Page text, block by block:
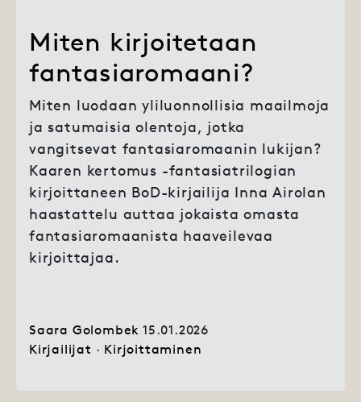
Miten kirjoitetaan
fantasiaromaani?
Miten luodaan yliluonnollisia maailmoja
ja satumaisia olentoja, jotka
vangitsevat fantasiaromaanin lukijan?
Kaaren kertomus -fantasiatrilogian
kirjoittaneen BoD-kirjailija Inna Airolan
haastattelu auttaa jokaista omasta
fantasiaromaanista haaveilevaa
kirjoittajaa.
Saara Golombek 15.01.2026
Kirjailijat · Kirjoittaminen